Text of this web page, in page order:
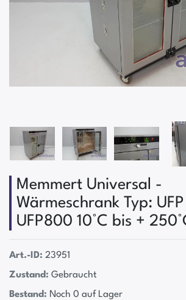
Memmert Universal -
Wärmeschrank Typ:
UFP800 10°C bis +
Art.-ID: 23951
Zustand: Gebraucht
Bestand: Noch 0 auf Lager